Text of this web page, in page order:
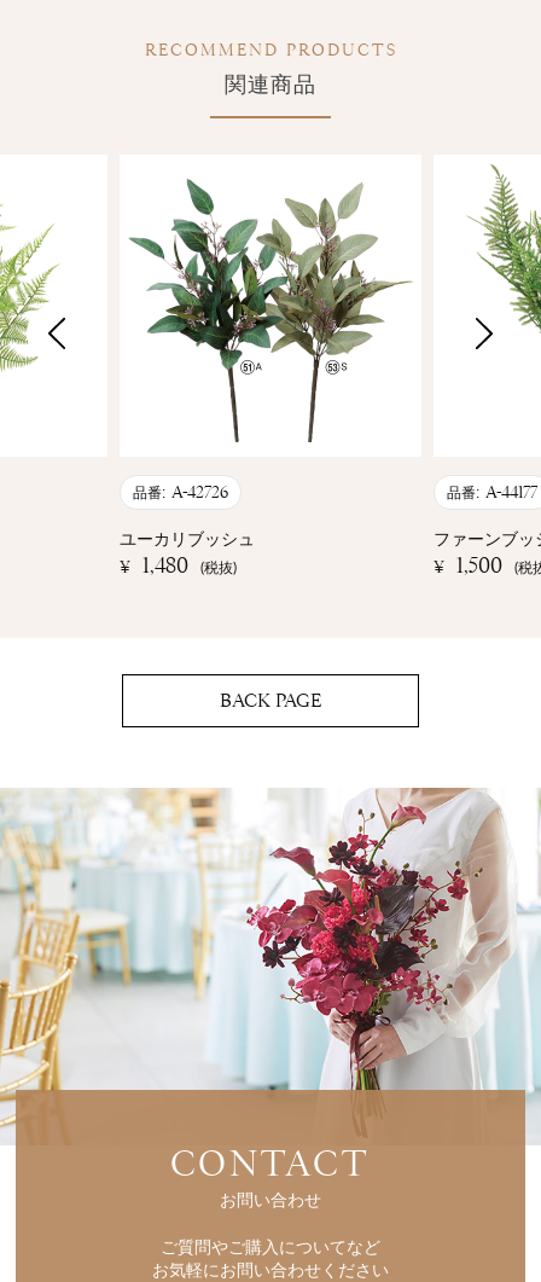
RECOMMEND PRODUCTS
関連商品
品番: A-42726
ユーカリブッシュ
¥ 1,480 (税抜)
品番: A-44177
ファーンブッ
¥ 1,500 (税
BACK PAGE
CONTACT
お問い合わせ
ご質問やご購入についてなど
お気軽にお問い合わせください